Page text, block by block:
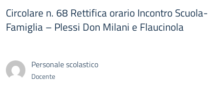
Circolare n. 68 Rettifica orario Incontro Scuola-
Famiglia – Plessi Don Milani e Flaucinola
Personale scolastico
Docente